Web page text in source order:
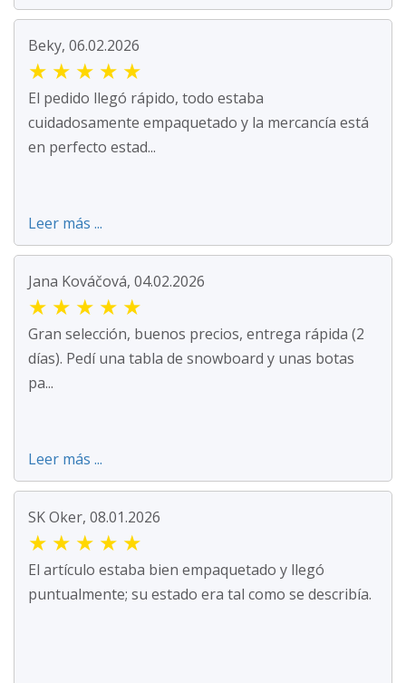
Beky, 06.02.2026
★ ★ ★ ★ ★
El pedido llegó rápido, todo estaba
cuidadosamente empaquetado y la mercancía está
en perfecto estad...
Leer más ...
Jana Kováčová, 04.02.2026
★ ★ ★ ★ ★
Gran selección, buenos precios, entrega rápida (2
días). Pedí una tabla de snowboard y unas botas
pa...
Leer más ...
SK Oker, 08.01.2026
★ ★ ★ ★ ★
El artículo estaba bien empaquetado y llegó
puntualmente; su estado era tal como se describía.